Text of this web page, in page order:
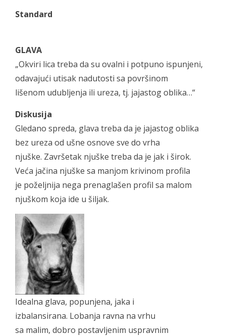
Standard
GLAVA
„Okviri lica treba da su ovalni i potpuno ispunjeni,
odavajući utisak nadutosti sa površinom
lišenom udubljenja ili ureza, tj. jajastog oblika…“
Diskusija
Gledano spreda, glava treba da je jajastog oblika
bez ureza od ušne osnove sve do vrha
njuške. Završetak njuške treba da je jak i širok.
Veća jačina njuške sa manjom krivinom profila
je poželjnija nega prenaglašen profil sa malom
njuškom koja ide u šiljak.
Idealna glava, popunjena, jaka i
izbalansirana. Lobanja ravna na vrhu
sa malim, dobro postavljenim uspravnim